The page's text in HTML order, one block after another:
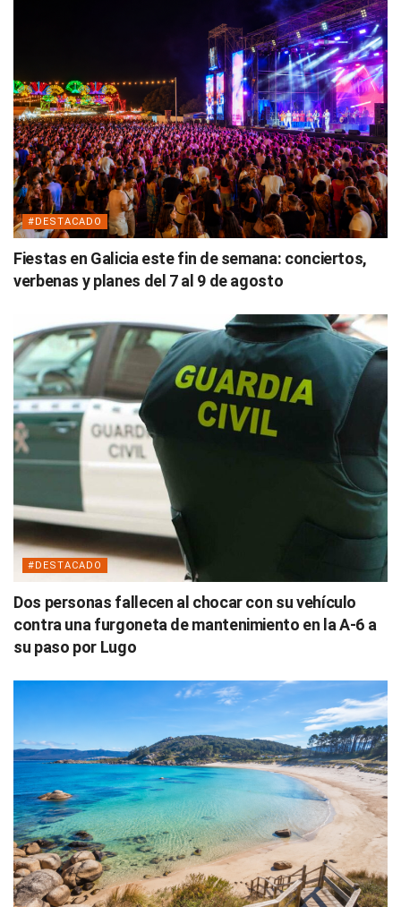
#DESTACADO
Fiestas en Galicia este fin de semana: conciertos,
verbenas y planes del 7 al 9 de agosto
#DESTACADO
Dos personas fallecen al chocar con su vehículo
contra una furgoneta de mantenimiento en la A-6 a
su paso por Lugo